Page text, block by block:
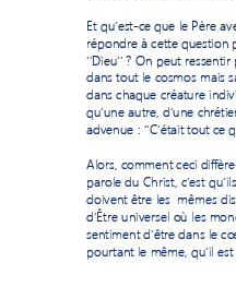
Et qu’est-ce que le Père
répondre à cette question
‘’Dieu’’ ? On peut ressentir
dans tout le cosmos mais
dans chaque créature
qu’une autre, d’une
advenue : ‘’C’était tout
Alors, comment ceci
parole du Christ, c’est
doivent être les  mêmes
d’Être universel où les
sentiment d’être dans le
pourtant le même, qu’il